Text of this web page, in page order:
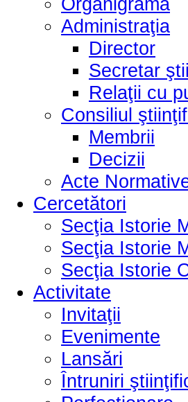
Administraţia
Director
Secretar
Relaţii cu
Consiliul
Membrii
Decizii
Acte
Cercetători
Secţia Istorie
Secţia Istorie
Secţia Istorie
Activitate
Invitaţii
Evenimente
Lansări
Întruniri